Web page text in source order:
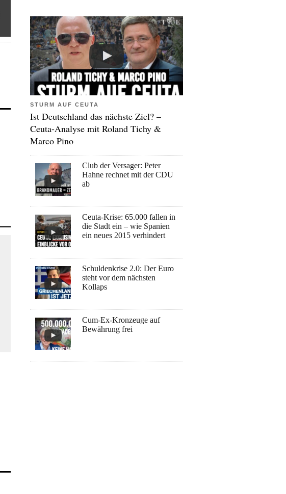
STURM AUF CEUTA
Ist Deutschland das nächste Ziel? –
Ceuta-Analyse mit Roland Tichy &
Marco Pino
Club der Versager: Peter
Hahne rechnet mit der CDU
ab
Ceuta-Krise: 65.000 fallen in
die Stadt ein – wie Spanien
ein neues 2015 verhindert
Schuldenkrise 2.0: Der Euro
steht vor dem nächsten
Kollaps
Cum-Ex-Kronzeuge auf
Bewährung frei